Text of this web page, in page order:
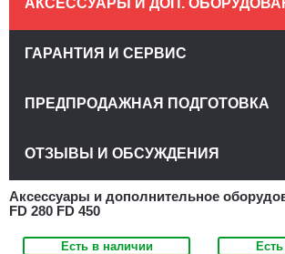
Аксессуары и дополнительное
FD 280 FD 450
Есть в наличии
ГАРАНТИЯ И СЕРВИС
ПРЕДПРОДАЖНАЯ ПОДГОТОВКА
ОТЗЫВЫ И ОБСУЖДЕНИЯ